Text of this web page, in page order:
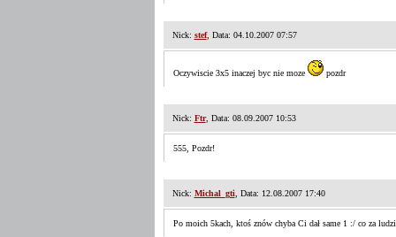
Nick: stef, Data: 04.10.2007 07:57
Oczywiscie 3x5 inaczej byc nie moze pozdr
Nick: Ftr, Data: 08.09.2007 10:53
555, Pozdr!
Nick: Michal_gti, Data: 12.08.2007 17:40
Po moich 5kach, ktoś znów chyba Ci dał same 1 :/ co za